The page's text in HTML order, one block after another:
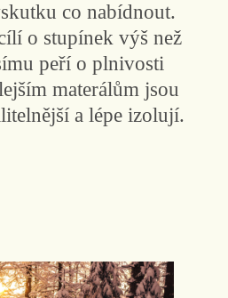
co nabídnout.
o stupínek výš než
peří o plnivosti
materálům jsou
a lépe izolují.